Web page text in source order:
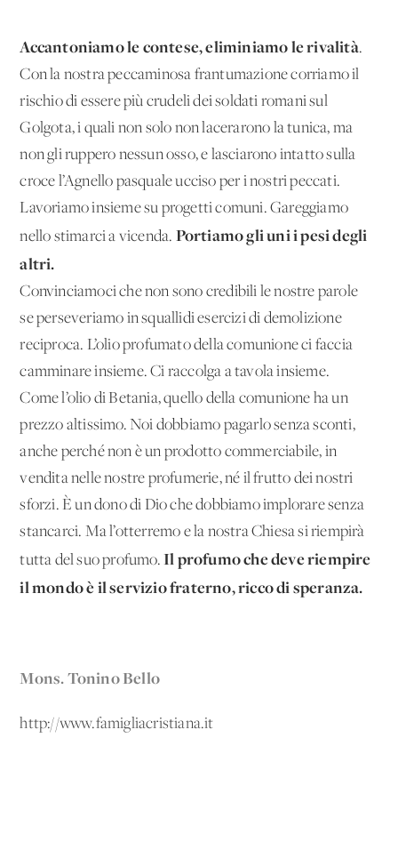
Accantoniamo le contese, eliminiamo le rivalità.
Con la nostra peccaminosa frantumazione corriamo il
rischio di essere più crudeli dei soldati romani sul
Golgota, i quali non solo non lacerarono la tunica, ma
non gli ruppero nessun osso, e lasciarono intatto sulla
croce l’Agnello pasquale ucciso per i nostri peccati.
Lavoriamo insieme su progetti comuni. Gareggiamo
nello stimarci a vicenda. Portiamo gli uni i pesi degli
altri.
Convinciamoci che non sono credibili le nostre parole
se perseveriamo in squallidi esercizi di demolizione
reciproca. L’olio profumato della comunione ci faccia
camminare insieme. Ci raccolga a tavola insieme.
Come l’olio di Betania, quello della comunione ha un
prezzo altissimo. Noi dobbiamo pagarlo senza sconti,
anche perché non è un prodotto commerciabile, in
vendita nelle nostre profumerie, né il frutto dei nostri
sforzi. È un dono di Dio che dobbiamo implorare senza
stancarci. Ma l’otterremo e la nostra Chiesa si riempirà
tutta del suo profumo.Il profumo che deve riempire
il mondo è il servizio fraterno, ricco di speranza.
Mons. Tonino Bello
http://www.famigliacristiana.it